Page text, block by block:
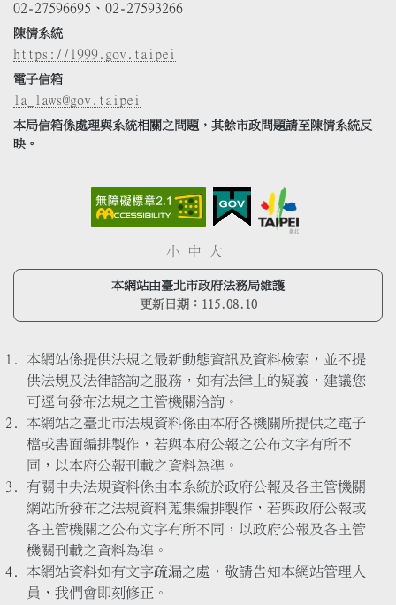
02-27596695、02-27593266
陳情系統
https://1999.gov.taipei
電子信箱
la_laws@gov.taipei
本局信箱係處理與系統相關之問題，其餘市政問題請至陳情系統反
映。
小 中 大
本網站由臺北市政府法務局維護
更新日期： 115.08.10
本網站係提供法規之最新動態資訊及資料檢索，並不提
供法規及法律諮詢之服務，如有法律上的疑義，建議您
可逕向發布法規之主管機關洽詢。
本網站之臺北市法規資料係由本府各機關所提供之電子
檔或書面編排製作，若與本府公報之公布文字有所不
同，以本府公報刊載之資料為準。
有關中央法規資料係由本系統於政府公報及各主管機關
網站所發布之法規資料蒐集編排製作，若與政府公報或
各主管機關之公布文字有所不同，以政府公報及各主管
機關刊載之資料為準。
本網站資料如有文字疏漏之處，敬請告知本網站管理人
員，我們會即刻修正。